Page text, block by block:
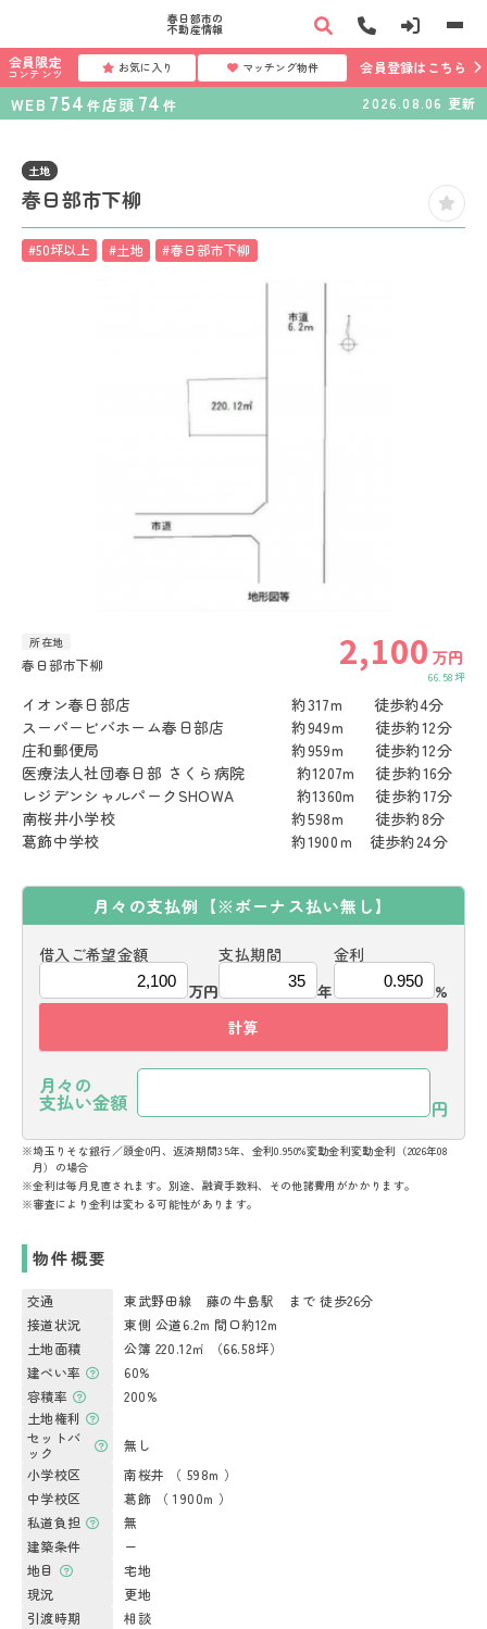
春日部市の
不動産情報
会員限定
コンテンツ お気に入り マッチング物件 会員登録はこちら
WEB 754 件店頭 74 件 2026.08.06 更新
土地
春日部市下柳
#50坪以上 #土地 #春日部市下柳
所在地
春日部市下柳 2,100 万円
66.58坪
イオン春日部店 約317m 徒歩約4分
スーパービバホーム春日部店 約949m 徒歩約12分
庄和郵便局 約959m 徒歩約12分
医療法人社団春日部 さくら病院 約1207m 徒歩約16分
レジデンシャルパークSHOWA 約1360m 徒歩約17分
南桜井小学校 約598m 徒歩約8分
葛飾中学校 約1900ｍ 徒歩約24分
月々の支払例 【※ボーナス払い無し】
借入ご希望金額
万円
支払期間
年
金利
%
計算
月々の
支払い金額 円
※埼玉りそな銀行／頭金0円、返済期間35年、金利0.950%変動金利変動金利（2026年08
月）の場合
※金利は毎月見直されます。別途、融資手数料、その他諸費用がかかります。
※審査により金利は変わる可能性があります。
物件概要
交通
東武野田線 藤の牛島駅 まで 徒歩26分
接道状況
東側 公道6.2m 間口約12m
土地面積
公簿 220.12㎡ （66.58坪）
建ぺい率
60%
容積率
200%
土地権利
セットバ
ック
無し
小学校区
南桜井 （ 598m ）
中学校区
葛飾 （ 1900m ）
私道負担
無
建築条件
ー
地目
宅地
現況
更地
引渡時期
相談